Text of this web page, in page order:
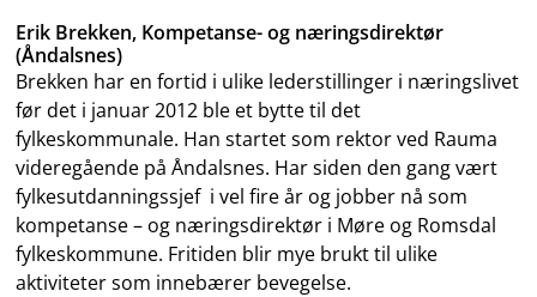
Erik Brekken, Kompetanse- og næringsdirektør
(Åndalsnes)
Brekken har en fortid i ulike lederstillinger i næringslivet
før det i januar 2012 ble et bytte til det
fylkeskommunale. Han startet som rektor ved Rauma
videregående på Åndalsnes. Har siden den gang vært
fylkesutdanningssjef i vel fire år og jobber nå som
kompetanse – og næringsdirektør i Møre og Romsdal
fylkeskommune. Fritiden blir mye brukt til ulike
aktiviteter som innebærer bevegelse.